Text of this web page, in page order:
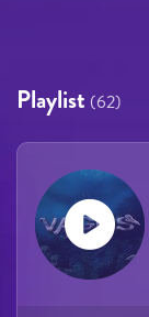
Playlist (62)